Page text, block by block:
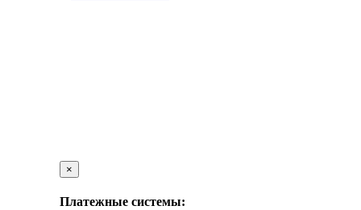
×
Платежные системы: